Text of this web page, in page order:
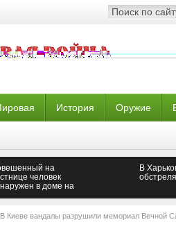
История Оружие
на
человек
в доме на
В
Киеве вандалы разрушили мемориал Вечной